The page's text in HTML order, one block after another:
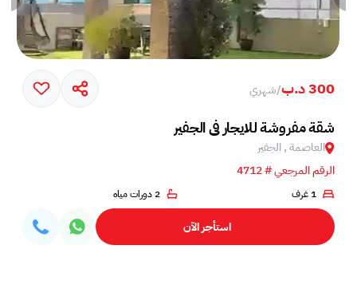
300 د.ب /شهري
شقة مفروشة للايجار في الجفير
العاصمة , الجفير
الرقم المرجعي # 4712
1 غرف 2 دورات مياه
استأجر الآن